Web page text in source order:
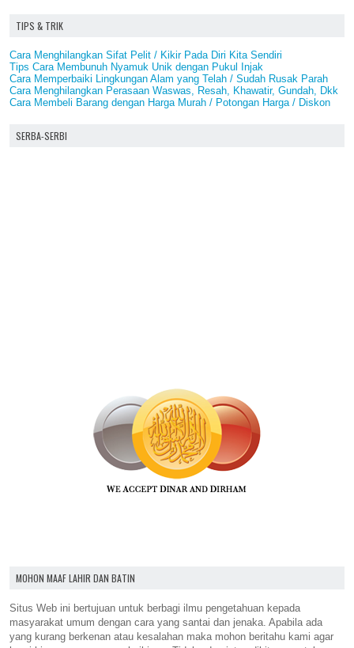
TIPS & TRIK
Cara Menghilangkan Sifat Pelit / Kikir Pada Diri Kita Sendiri
Tips Cara Membunuh Nyamuk Unik dengan Pukul Injak
Cara Memperbaiki Lingkungan Alam yang Telah / Sudah Rusak Parah
Cara Menghilangkan Perasaan Waswas, Resah, Khawatir, Gundah, Dkk
Cara Membeli Barang dengan Harga Murah / Potongan Harga / Diskon
SERBA-SERBI
MOHON MAAF LAHIR DAN BATIN
Situs Web ini bertujuan untuk berbagi ilmu pengetahuan kepada
masyarakat umum dengan cara yang santai dan jenaka. Apabila ada
yang kurang berkenan atau kesalahan maka mohon beritahu kami agar